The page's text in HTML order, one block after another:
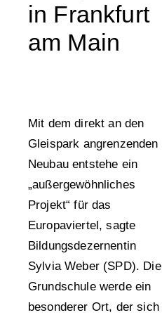
in Frankfurt
am Main
Mit dem direkt an den
Gleispark angrenzenden
Neubau entstehe ein
„außergewöhnliches
Projekt“ für das
Europaviertel, sagte
Bildungsdezernentin
Sylvia Weber (SPD). Die
Grundschule werde ein
besonderer Ort, der sich